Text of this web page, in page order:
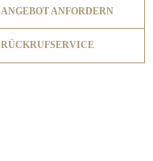
ANGEBOT ANFORDERN
RÜCKRUFSERVICE